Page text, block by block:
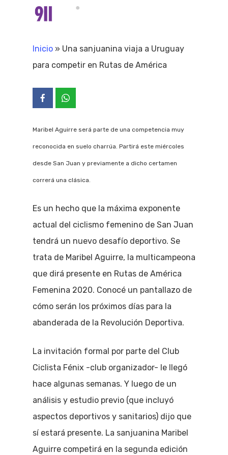
Inicio » Una sanjuanina viaja a Uruguay
para competir en Rutas de América
Maribel Aguirre será parte de una competencia muy
reconocida en suelo charrúa. Partirá este miércoles
desde San Juan y previamente a dicho certamen
correrá una clásica.
Es un hecho que la máxima exponente
actual del ciclismo femenino de San Juan
tendrá un nuevo desafío deportivo. Se
trata de Maribel Aguirre, la multicampeona
que dirá presente en Rutas de América
Femenina 2020. Conocé un pantallazo de
cómo serán los próximos días para la
abanderada de la Revolución Deportiva.
La invitación formal por parte del Club
Ciclista Fénix -club organizador- le llegó
hace algunas semanas. Y luego de un
análisis y estudio previo (que incluyó
aspectos deportivos y sanitarios) dijo que
sí estará presente. La sanjuanina Maribel
Aguirre competirá en la segunda edición